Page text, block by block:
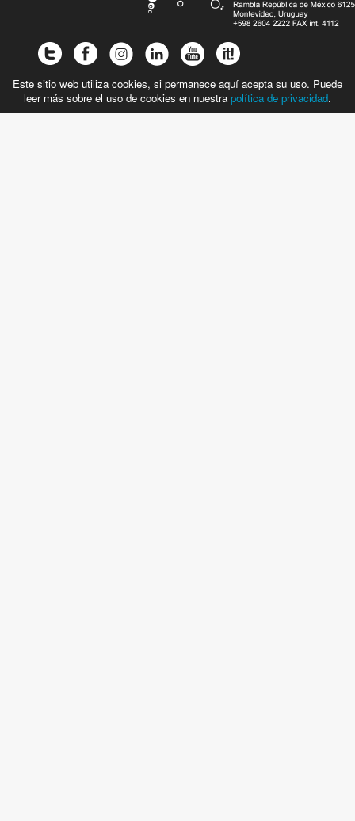
Este sitio web utiliza cookies, si permanece aquí acepta su uso. Puede
leer más sobre el uso de cookies en nuestra política de privacidad.